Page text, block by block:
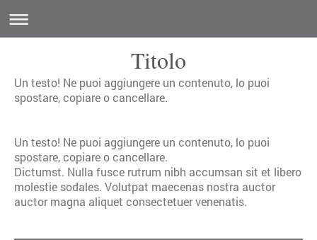
Titolo
Un testo! Ne puoi aggiungere un contenuto, lo puoi
spostare, copiare o cancellare.
Un testo! Ne puoi aggiungere un contenuto, lo puoi
spostare, copiare o cancellare.
Dictumst. Nulla fusce rutrum nibh accumsan sit et libero
molestie sodales. Volutpat maecenas nostra auctor
auctor magna aliquet consectetuer venenatis.